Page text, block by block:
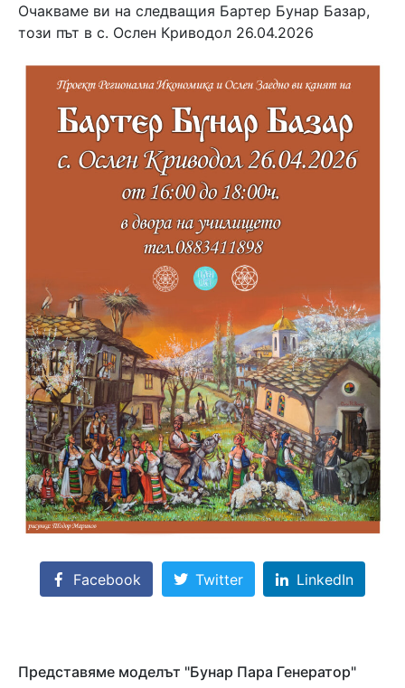
Очакваме ви на следващия Бартер Бунар Базар,
този път в с. Ослен Криводол 26.04.2026
Facebook Twitter LinkedIn
Представяме моделът "Бунар Пара Генератор"